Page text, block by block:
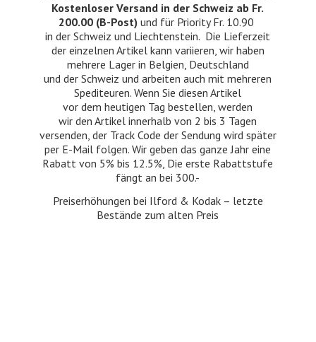
Kostenloser Versand in der Schweiz ab Fr.
200.00 (B-Post) und für Priority Fr. 10.90
in der Schweiz und Liechtenstein. Die Lieferzeit
der einzelnen Artikel kann variieren, wir haben
mehrere Lager in Belgien, Deutschland
und der Schweiz und arbeiten auch mit mehreren
Spediteuren. Wenn Sie diesen Artikel
vor dem heutigen Tag bestellen, werden
wir den Artikel innerhalb von 2 bis 3 Tagen
versenden, der Track Code der Sendung wird später
per E-Mail folgen. Wir geben das ganze Jahr eine
Rabatt von 5% bis 12.5%, Die erste Rabattstufe
fängt an bei 300.-
Preiserhöhungen bei Ilford & Kodak – letzte
Bestände zumalten Preis